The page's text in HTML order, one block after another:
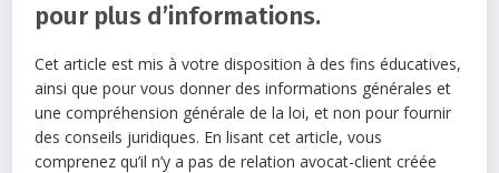
pour plus d’informations.
Cet article est mis à votre disposition à des fins éducatives,
ainsi que pour vous donner des informations générales et
une compréhension générale de la loi, et non pour fournir
des conseils juridiques. En lisant cet article, vous
comprenez qu’il n’y a pas de relation avocat-client créée